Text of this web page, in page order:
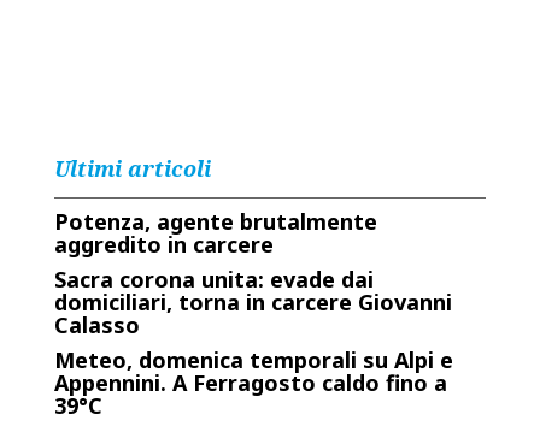
Ultimi articoli
Potenza, agente brutalmente
aggredito in carcere
Sacra corona unita: evade dai
domiciliari, torna in carcere Giovanni
Calasso
Meteo, domenica temporali su Alpi e
Appennini. A Ferragosto caldo fino a
39°C